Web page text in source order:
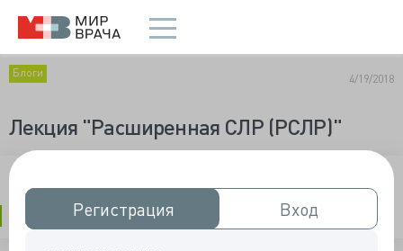
Регистрация
Регистрация Вход
Вход
Блоги 4/19/2018
Лекция "Расширенная СЛР (РСЛР)"
ПОНРАВИЛАСЬ ПУБЛИКАЦИЯ? смотрите другие!